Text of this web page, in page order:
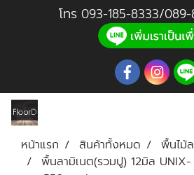
โทร 093-185-8333/
หน้าแรก สินค้าทั้งหมด
พื้นไม้
พื้นลามิเนต(รวมปู) 12มิล UNIX-